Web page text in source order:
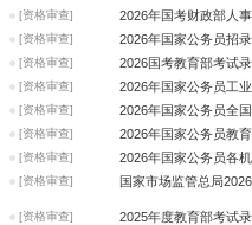
[资格审查]
[资格审查]
[资格审查]
[资格审查]
[资格审查]
[资格审查]
[资格审查]
[资格审查]
[资格审查]